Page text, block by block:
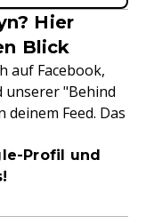
Hier
Blick
auf Facebook,
unserer "Behind
Feed. Das
Profil und